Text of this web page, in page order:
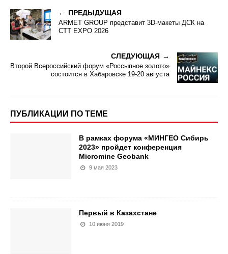
ПРЕДЫДУЩАЯ
ARMET GROUP представит 3D-макеты ДСК на
CTT EXPO 2026
СЛЕДУЮЩАЯ
Второй Всероссийский форум «Россыпное золото»
состоится в Хабаровске 19-20 августа
ПУБЛИКАЦИИ ПО ТЕМЕ
В рамках форума «МИНГЕО Сибирь
2023» пройдет конференция
Micromine Geobank
9 мая 2023
Первый в Казахстане
10 июня 2019